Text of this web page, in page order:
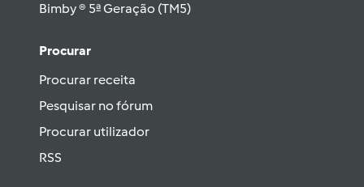
Bimby ® 5ª Geração (TM5)
Procurar
Procurar receita
Pesquisar no fórum
Procurar utilizador
RSS